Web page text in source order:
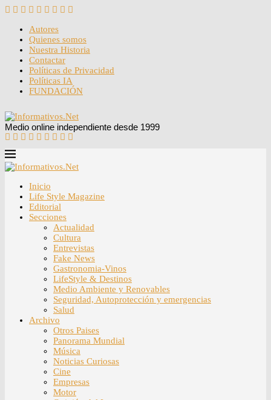
Autores
Quienes somos
Nuestra Historia
Contactar
Políticas de Privacidad
Políticas IA
FUNDACIÓN
Medio online independiente desde 1999
Inicio
Life Style Magazine
Editorial
Secciones
Actualidad
Cultura
Entrevistas
Fake News
Gastronomia-Vinos
LifeStyle & Destinos
Medio Ambiente y Renovables
Seguridad, Autoprotección y emergencias
Salud
Archivo
Otros Paises
Panorama Mundial
Música
Noticias Curiosas
Cine
Empresas
Motor